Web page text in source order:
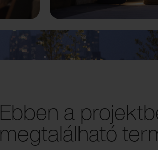
Ebben a
megtalálható